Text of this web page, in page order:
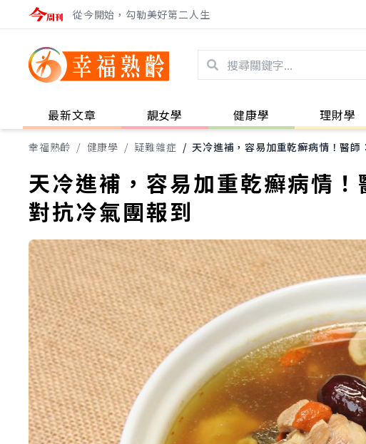
從今開始，勾勒美好第二人生
最新文章 靚女學 健康學 理財學
幸福熟齡 / 健康學 / 疑難雜症 / 天冷進補，容易加重乾癬病情！醫
天冷進補，容易加重乾癬病情
對抗冷氣團報到